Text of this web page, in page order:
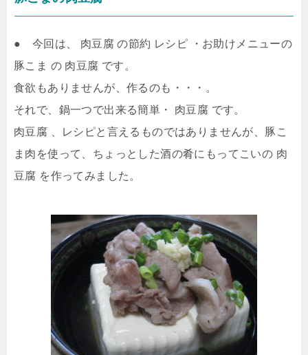
● 今回は、 肉豆腐 の節約 レシピ ・お助けメニューの
豚こま の 肉豆腐 です。
食欲もありませんが、作るのも・・・。
それで、鍋一つで出来る簡単・ 肉豆腐 です。
肉豆腐 、レシピと言えるものではありませんが、豚こ
ま肉を使って、ちょっとした酒の肴にもってこいの 肉
豆腐 を作ってみました。